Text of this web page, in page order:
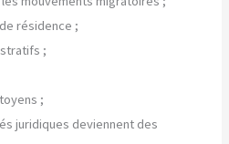
résidence ;
;
;
juridiques deviennent des